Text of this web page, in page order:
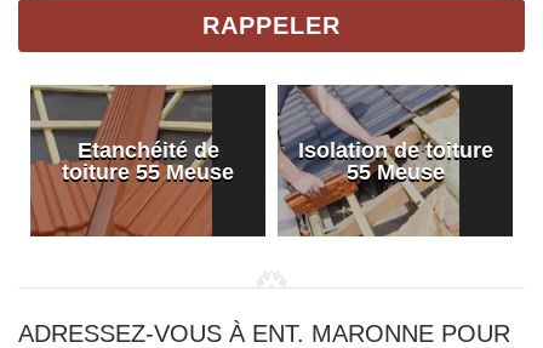
Etanchéité de
toiture 55 Meuse
Isolation de toiture
55 Meuse
ADRESSEZ-VOUS À ENT. MARONNE POUR